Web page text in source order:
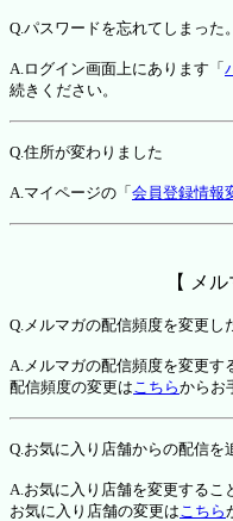
Q.パスワードを忘れてしまった
A.ログイン画面上にあります「
続きください。
Q.住所が変わりました
A.マイページの「 会員登録情報
【 メ
Q.メルマガの配信頻度を変更し
A.メルマガの配信頻度を変更す
配信頻度の変更はこちらからお
Q.お気に入り店舗からの配信を
A.お気に入り店舗を変更するこ
お気に入り店舗の変更はこちら